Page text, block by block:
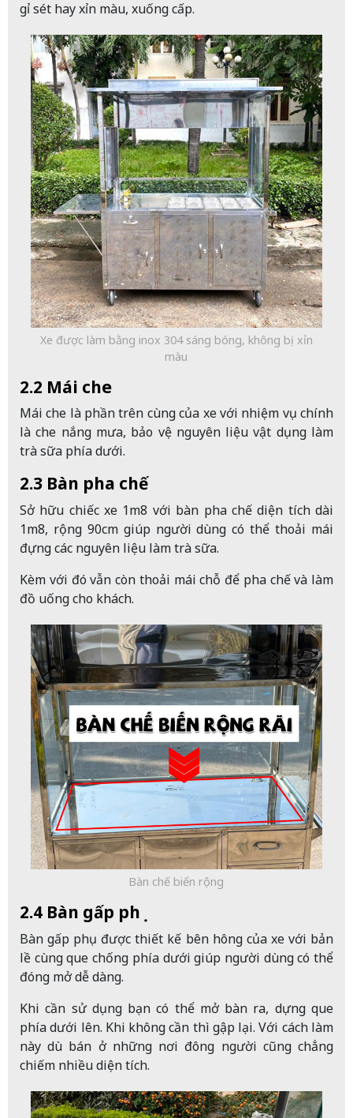
gỉ sét hay xỉn màu, xuống cấp.
Xe được làm bằng inox 304 sáng bóng, không bị xỉn
màu
2.2 Mái che
Mái che là phần trên cùng của xe với nhiệm vụ chính
là che nắng mưa, bảo vệ nguyên liệu vật dụng làm
trà sữa phía dưới.
2.3 Bàn pha chế
Sở hữu chiếc xe 1m8 với bàn pha chế diện tích dài
1m8, rộng 90cm giúp người dùng có thể thoải mái
đựng các nguyên liệu làm trà sữa.
Kèm với đó vẫn còn thoải mái chỗ để pha chế và làm
đồ uống cho khách.
Bàn chế biến rộng
2.4 Bàn gấp phụ
Bàn gấp phụ được thiết kế bên hông của xe với bản
lề cùng que chống phía dưới giúp người dùng có thể
đóng mở dễ dàng.
Khi cần sử dụng bạn có thể mở bàn ra, dựng que
phía dưới lên. Khi không cần thì gập lại. Với cách làm
này dù bán ở những nơi đông người cũng chẳng
chiếm nhiều diện tích.